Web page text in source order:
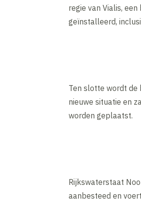
regie van Vialis,
geïnstalleerd,
Ten slotte wordt de
nieuwe situatie en
worden geplaatst.
Rijkswaterstaat
aanbesteed en